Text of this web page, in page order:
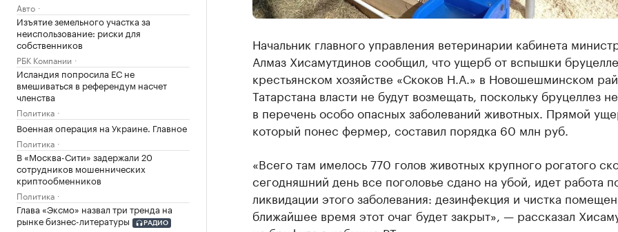
Авто
Изъятие земельного участка за
неиспользование: риски для
собственников
РБК Компании
Исландия попросила ЕС не
вмешиваться в референдум насчет
членства
Политика
Военная операция на Украине. Главное
Политика
В «Москва-Сити» задержали 20
сотрудников мошеннических
криптообменников
Политика
Глава «Эксмо» назвал три тренда на
рынке бизнес-литературы
РАДИО
Начальник главного управления ветеринарии кабинета
Алмаз Хисамутдинов сообщил, что ущерб от вспышки
крестьянском хозяйстве «Скоков Н.А.» в Новошешминском
Татарстана власти не будут возмещать, поскольку бруцеллез
в перечень особо опасных заболеваний животных. Прямой
который понес фермер, составил порядка 60 млн руб.
«Всего там имелось 770 голов животных крупного рогатого
сегодняшний день все поголовье сдано на убой, идет работа
ликвидации этого заболевания: дезинфекция и чистка
ближайшее время этот очаг будет закрыт», — рассказал